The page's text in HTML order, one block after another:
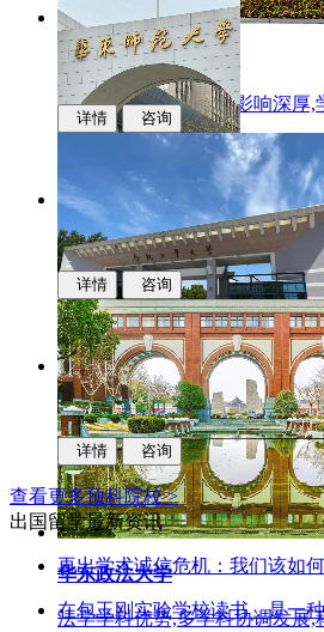
江西财经大学
国际化办学,学科专业影响深厚,
华东师范大学
多样化的升学,中新联合培养的
能力
详情 咨询
合肥工业大学
科研实力,学科优势,人才培养质
详情 咨询
华东政法大学
法学学科优势,多学科协调发展,
详情 咨询
查看更多预科院校 >
出国留学最新资讯
再出学术诚信危机：我们该如
在包玉刚实验学校读书，是一